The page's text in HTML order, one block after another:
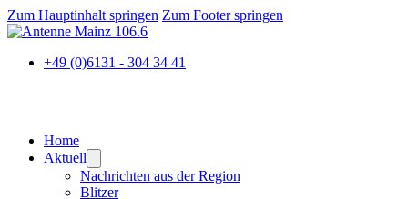
Zum Hauptinhalt springen Zum Footer springen
+49 (0)6131 - 304 34 41
Home
Aktuell
Nachrichten aus der Region
Blitzer